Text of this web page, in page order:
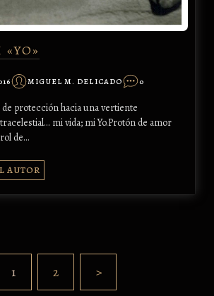
MIGUEL M. DELICADO 0
protección hacia una vertiente
mi vida; mi Yo.Protón de amor
de…
AUTOR
1 2 >